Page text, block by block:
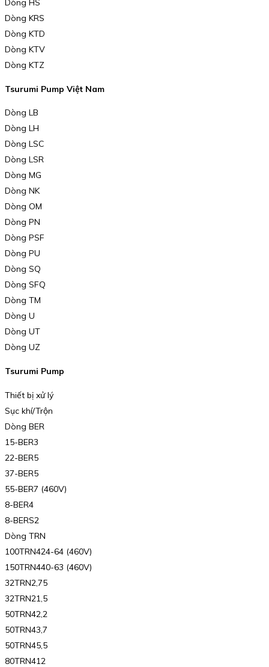
Dòng HS
Dòng KRS
Dòng KTD
Dòng KTV
Dòng KTZ
Tsurumi Pump Việt Nam
Dòng LB
Dòng LH
Dòng LSC
Dòng LSR
Dòng MG
Dòng NK
Dòng OM
Dòng PN
Dòng PSF
Dòng PU
Dòng SQ
Dòng SFQ
Dòng TM
Dòng U
Dòng UT
Dòng UZ
Tsurumi Pump
Thiết bị xử lý
Sục khí/Trộn
Dòng BER
15-BER3
22-BER5
37-BER5
55-BER7 (460V)
8-BER4
8-BERS2
Dòng TRN
100TRN424-64 (460V)
150TRN440-63 (460V)
32TRN2,75
32TRN21,5
50TRN42,2
50TRN43,7
50TRN45,5
80TRN412